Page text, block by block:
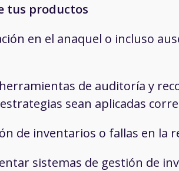
tus productos
en el anaquel o incluso
de auditoría y
sean aplicadas
de inventarios o fallas en la
sistemas de gestión de